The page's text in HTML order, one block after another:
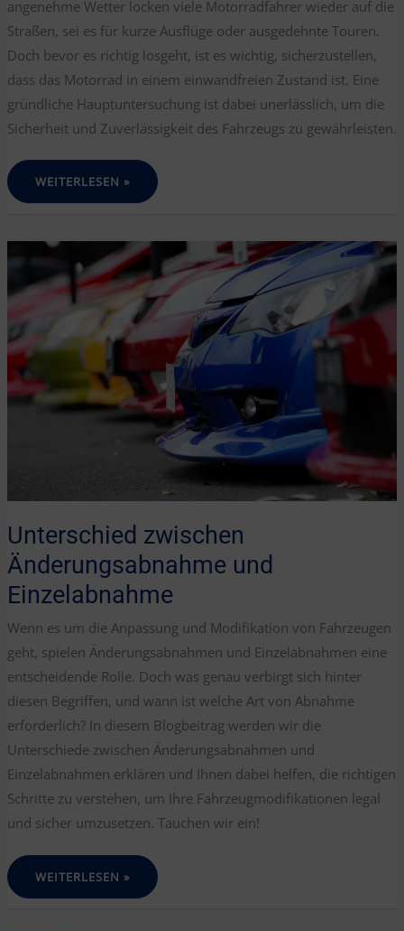
angenehme Wetter locken viele Motorradfahrer wieder auf die
Straßen, sei es für kurze Ausflüge oder ausgedehnte Touren.
Doch bevor es richtig losgeht, ist es wichtig, sicherzustellen,
dass das Motorrad in einem einwandfreien Zustand ist. Eine
gründliche Hauptuntersuchung ist dabei unerlässlich, um die
Sicherheit und Zuverlässigkeit des Fahrzeugs zu gewährleisten.
DIE
MOTORRADSAISON
BEGINNT:
HAUPTUNTERSUCHUNG
VON
MOTORRÄDERN
WEITERLESEN »
Unterschied zwischen
Änderungsabnahme und
Einzelabnahme
Wenn es um die Anpassung und Modifikation von Fahrzeugen
geht, spielen Änderungsabnahmen und Einzelabnahmen eine
entscheidende Rolle. Doch was genau verbirgt sich hinter
diesen Begriffen, und wann ist welche Art von Abnahme
erforderlich? In diesem Blogbeitrag werden wir die
Unterschiede zwischen Änderungsabnahmen und
Einzelabnahmen erklären und Ihnen dabei helfen, die richtigen
Schritte zu verstehen, um Ihre Fahrzeugmodifikationen legal
und sicher umzusetzen. Tauchen wir ein!
UNTERSCHIED
ZWISCHEN
ÄNDERUNGSABNAHME
WEITERLESEN »